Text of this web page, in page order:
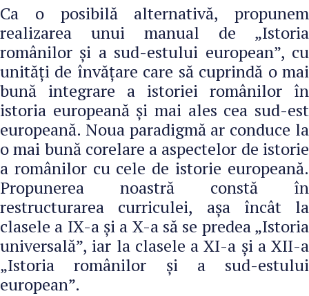
Ca o posibilă alternativă, propunem
realizarea unui manual de „Istoria
românilor și a sud-estului european”, cu
unități de învățare care să cuprindă o mai
bună integrare a istoriei românilor în
istoria europeană și mai ales cea sud-est
europeană. Noua paradigmă ar conduce la
o mai bună corelare a aspectelor de istorie
a românilor cu cele de istorie europeană.
Propunerea noastră constă în
restructurarea curriculei, așa încât la
clasele a IX-a și a X-a să se predea „Istoria
universală”, iar la clasele a XI-a și a XII-a
„Istoria românilor și a sud-estului
european”.